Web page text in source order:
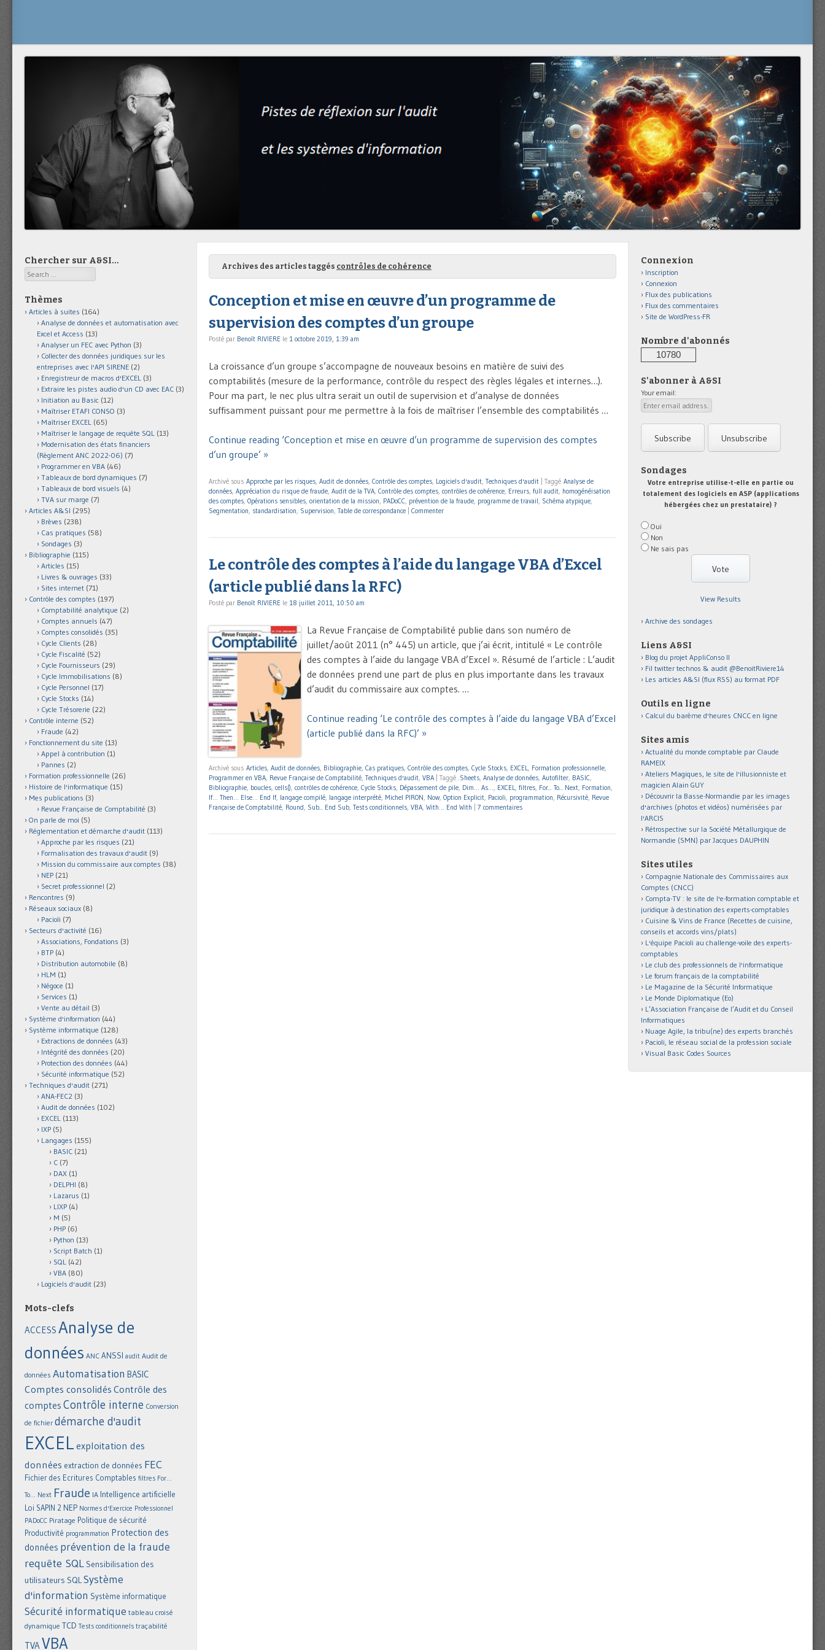
Archives des articles taggés contrôles de cohérence
Conception et mise en œuvre d’un programme de
supervision des comptes d’un groupe
Posté par Benoît RIVIERE le 1 octobre 2019, 1:39 am
La croissance d’un groupe s’accompagne de nouveaux besoins en matière de suivi des
comptabilités (mesure de la performance, contrôle du respect des règles légales et internes…).
Pour ma part, le nec plus ultra serait un outil de supervision et d’analyse de données
suffisamment puissant pour me permettre à la fois de maîtriser l’ensemble des comptabilités …
Continue reading ‘Conception et mise en œuvre d’un programme de supervision des comptes
d’un groupe’ »
Archivé sous Approche par les risques, Audit de données, Contrôle des comptes, Logiciels d'audit, Techniques d'audit Taggé Analyse de
données, Appréciation du risque de fraude, Audit de la TVA, Contrôle des comptes, contrôles de cohérence, Erreurs, full audit, homogénéisation
des comptes, Opérations sensibles, orientation de la mission, PADoCC, prévention de la fraude, programme de travail, Schéma atypique,
Segmentation, standardisation, Supervision, Table de correspondance Commenter
Le contrôle des comptes à l’aide du langage VBA d’Excel
(article publié dans la RFC)
Posté par Benoît RIVIERE le 18 juillet 2011, 10:50 am
La Revue Française de Comptabilité publie dans son numéro de
juillet/août 2011 (n° 445) un article, que j’ai écrit, intitulé « Le contrôle
des comptes à l’aide du langage VBA d’Excel ». Résumé de l’article : L’audit
de données prend une part de plus en plus importante dans les travaux
d’audit du commissaire aux comptes. …
Continue reading ‘Le contrôle des comptes à l’aide du langage VBA d’Excel
(article publié dans la RFC)’ »
Archivé sous Articles, Audit de données, Bibliographie, Cas pratiques, Contrôle des comptes, Cycle Stocks, EXCEL, Formation professionnelle,
Programmer en VBA, Revue Française de Comptabilité, Techniques d'audit, VBA Taggé .Sheets, Analyse de données, Autofilter, BASIC,
Bibliographie, boucles, cells(), contrôles de cohérence, Cycle Stocks, Dépassement de pile, Dim… As…, EXCEL, filtres, For... To... Next, Formation,
If… Then… Else… End If, langage compilé, langage interprété, Michel PIRON, Now, Option Explicit, Pacioli, programmation, Récursivité, Revue
Française de Comptabilité, Round, Sub... End Sub, Tests conditionnels, VBA, With… End With 7 commentaires
Chercher sur A&SI…
Search
Thèmes
Articles à suites (164)
Analyse de données et automatisation avec
Excel et Access (13)
Analyser un FEC avec Python (3)
Collecter des données juridiques sur les
entreprises avec l'API SIRENE (2)
Enregistreur de macros d'EXCEL (3)
Extraire les pistes audio d'un CD avec EAC (3)
Initiation au Basic (12)
Maîtriser ETAFI CONSO (3)
Maîtriser EXCEL (65)
Maîtriser le langage de requête SQL (13)
Modernisation des états financiers
(Règlement ANC 2022-06) (7)
Programmer en VBA (46)
Tableaux de bord dynamiques (7)
Tableaux de bord visuels (4)
TVA sur marge (7)
Articles A&SI (295)
Brèves (238)
Cas pratiques (58)
Sondages (3)
Bibliographie (115)
Articles (15)
Livres & ouvrages (33)
Sites internet (71)
Contrôle des comptes (197)
Comptabilité analytique (2)
Comptes annuels (47)
Comptes consolidés (35)
Cycle Clients (28)
Cycle Fiscalité (52)
Cycle Fournisseurs (29)
Cycle Immobilisations (8)
Cycle Personnel (17)
Cycle Stocks (14)
Cycle Trésorerie (22)
Contrôle interne (52)
Fraude (42)
Fonctionnement du site (13)
Appel à contribution (1)
Pannes (2)
Formation professionnelle (26)
Histoire de l'informatique (15)
Mes publications (3)
Revue Française de Comptabilité (3)
On parle de moi (5)
Réglementation et démarche d'audit (113)
Approche par les risques (21)
Formalisation des travaux d'audit (9)
Mission du commissaire aux comptes (38)
NEP (21)
Secret professionnel (2)
Rencontres (9)
Réseaux sociaux (8)
Pacioli (7)
Secteurs d'activité (16)
Associations, Fondations (3)
BTP (4)
Distribution automobile (8)
HLM (1)
Négoce (1)
Services (1)
Vente au détail (3)
Système d'information (44)
Système informatique (128)
Extractions de données (43)
Intégrité des données (20)
Protection des données (44)
Sécurité informatique (52)
Techniques d'audit (271)
ANA-FEC2 (3)
Audit de données (102)
EXCEL (113)
IXP (5)
Langages (155)
BASIC (21)
C (7)
DAX (1)
DELPHI (8)
Lazarus (1)
LIXP (4)
M (5)
PHP (6)
Python (13)
Script Batch (1)
SQL (42)
VBA (80)
Logiciels d'audit (23)
Mots-clefs
ACCESS Analyse de
données ANC ANSSI audit Audit de
données Automatisation BASIC
Comptes consolidés Contrôle des
comptes Contrôle interne Conversion
de fichier démarche d'audit
EXCEL exploitation des
données extraction de données FEC
Fichier des Ecritures Comptables filtres For...
To... Next Fraude IA Intelligence artificielle
Loi SAPIN 2 NEP Normes d'Exercice Professionnel
PADoCC Piratage Politique de sécurité
Productivité programmation Protection des
données prévention de la fraude
requête SQL Sensibilisation des
utilisateurs SQLSystème
d'information Système informatique
Sécurité informatique tableau croisé
dynamique TCD Tests conditionnels traçabilité
TVAVBA
Connexion
Inscription
Connexion
Flux des publications
Flux des commentaires
Site de WordPress-FR
Nombre d'abonnés
10780
S'abonner à A&SI
Your email:
Sondages
Votre entreprise utilise-t-elle en partie ou
totalement des logiciels en ASP (applications
hébergées chez un prestataire) ?
Oui
Non
Ne sais pas
View Results
Archive des sondages
Liens A&SI
Blog du projet AppliConso II
Fil twitter technos & audit @BenoitRiviere14
Les articles A&SI (flux RSS) au format PDF
Outils en ligne
Calcul du barème d'heures CNCC en ligne
Sites amis
Actualité du monde comptable par Claude
RAMEIX
Ateliers Magiques, le site de l'illusionniste et
magicien Alain GUY
Découvrir la Basse-Normandie par les images
d'archives (photos et vidéos) numérisées par
l'ARCIS
Rétrospective sur la Société Métallurgique de
Normandie (SMN) par Jacques DAUPHIN
Sites utiles
Compagnie Nationale des Commissaires aux
Comptes (CNCC)
Compta-TV : le site de l'e-formation comptable et
juridique à destination des experts-comptables
Cuisine & Vins de France (Recettes de cuisine,
conseils et accords vins/plats)
L'équipe Pacioli au challenge-voile des experts-
comptables
Le club des professionnels de l'informatique
Le forum français de la comptabilité
Le Magazine de la Sécurité Informatique
Le Monde Diplomatique (Eo)
L’Association Française de l’Audit et du Conseil
Informatiques
Nuage Agile, la tribu(ne) des experts branchés
Pacioli, le réseau social de la profession sociale
Visual Basic Codes Sources